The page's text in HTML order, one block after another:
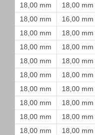
18,00 mm
18,00 mm
18,00 mm
16,00 mm
18,00 mm
18,00 mm
18,00 mm
18,00 mm
18,00 mm
18,00 mm
18,00 mm
18,00 mm
18,00 mm
18,00 mm
18,00 mm
18,00 mm
18,00 mm
18,00 mm
18,00 mm
18,00 mm